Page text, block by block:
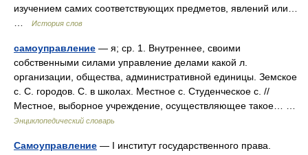
изучением самих соответствующих предметов, явлений или…
История слов
самоуправление — я; ср. 1. Внутреннее, своими
собственными силами управление делами какой л.
организации, общества, административной единицы. Земское
с. С. городов. С. в школах. Местное с. Студенческое с. //
Местное, выборное учреждение, осуществляющее такое… …
Энциклопедический словарь
Самоуправление — I институт государственного права.